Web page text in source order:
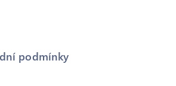
podmínky